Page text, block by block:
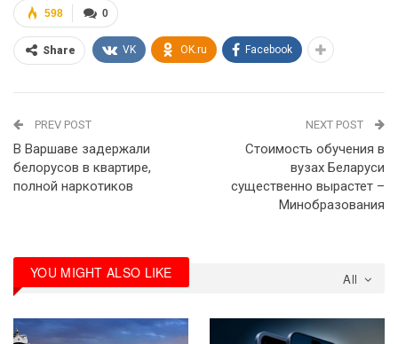
0
598
Share VK OK.ru Facebook
PREV POST
В Варшаве задержали
белорусов в квартире,
полной наркотиков
NEXT POST
Стоимость обучения в
вузах Беларуси
существенно вырастет –
Минобразования
All
YOU MIGHT ALSO LIKE